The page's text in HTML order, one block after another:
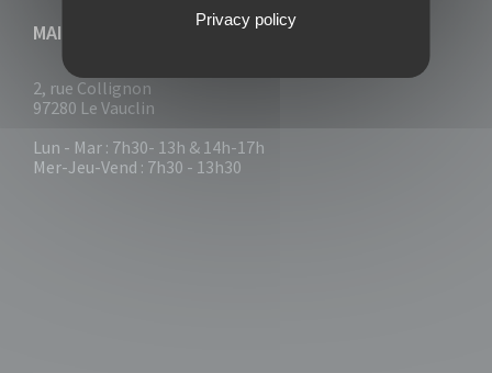
MAIRIE DU VAUCLIN
2, rue Collignon
97280 Le Vauclin
Lun - Mar : 7h30- 13h & 14h-17h
Mer-Jeu-Vend : 7h30 - 13h30
Privacy policy